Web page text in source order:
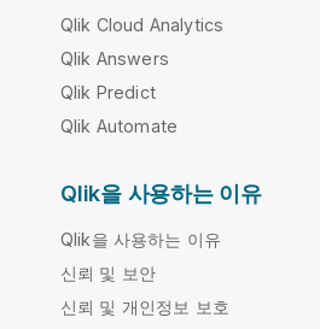
Qlik Cloud Analytics
Qlik Answers
Qlik Predict
Qlik Automate
Qlik을 사용하는 이유
Qlik을 사용하는 이유
신뢰 및 보안
신뢰 및 개인정보 보호